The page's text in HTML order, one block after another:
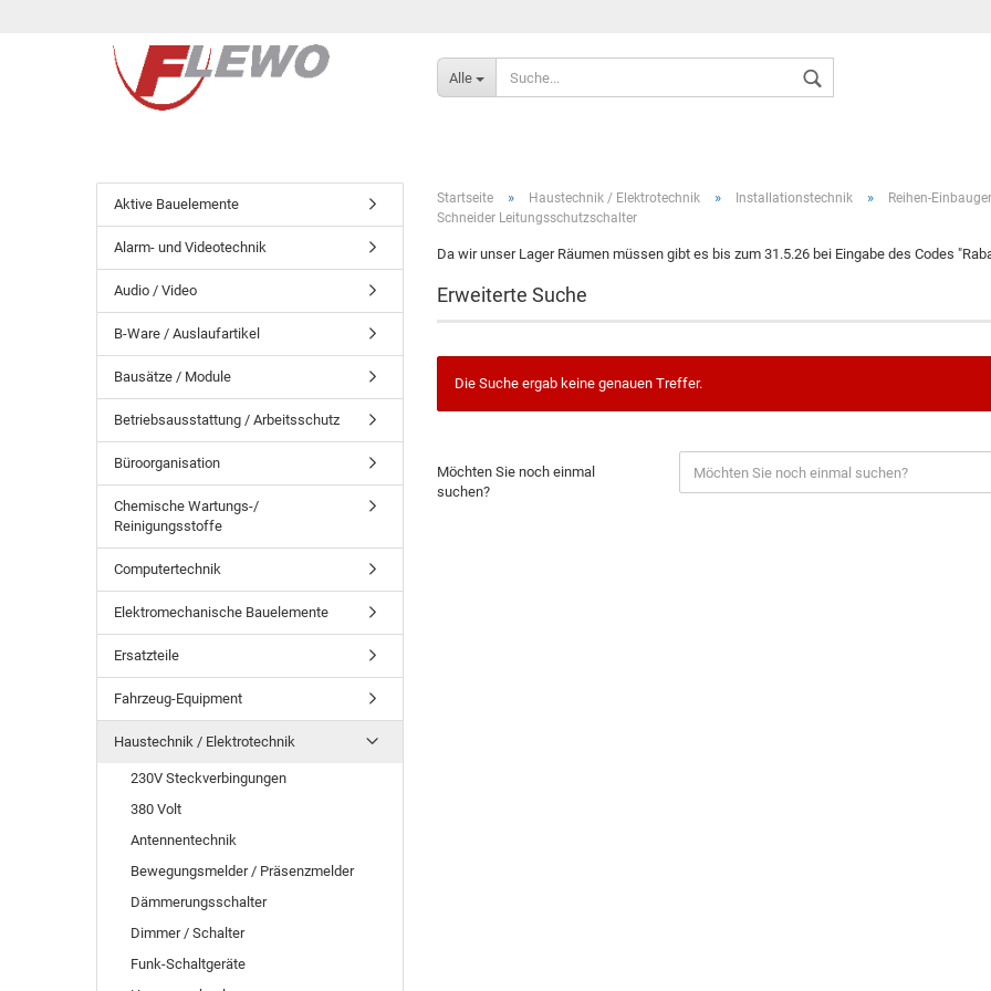
Konto
Alle
Startseite » Haustechnik / Elektrotechnik » Installationstechnik » Reihen-
Schneider Leitungsschutzschalter
Da wir unser Lager Räumen müssen gibt es bis zum 31.5.26 bei Eingabe des Codes
Erweiterte Suche
Die Suche ergab keine genauen Treffer.
Möchten Sie noch einmal
suchen?
Aktive Bauelemente
Alarm- und Videotechnik
Audio / Video
B-Ware / Auslaufartikel
Bausätze / Module
Betriebsausstattung / Arbeitsschutz
Büroorganisation
Chemische Wartungs-/
Reinigungsstoffe
Computertechnik
Elektromechanische Bauelemente
Ersatzteile
Fahrzeug-Equipment
Haustechnik / Elektrotechnik
230V Steckverbingungen
380 Volt
Antennentechnik
Bewegungsmelder / Präsenzmelder
Dämmerungsschalter
Dimmer / Schalter
Funk-Schaltgeräte